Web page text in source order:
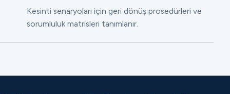
Kesinti senaryoları için geri dönüş prosedürleri ve
sorumluluk matrisleri tanımlanır.